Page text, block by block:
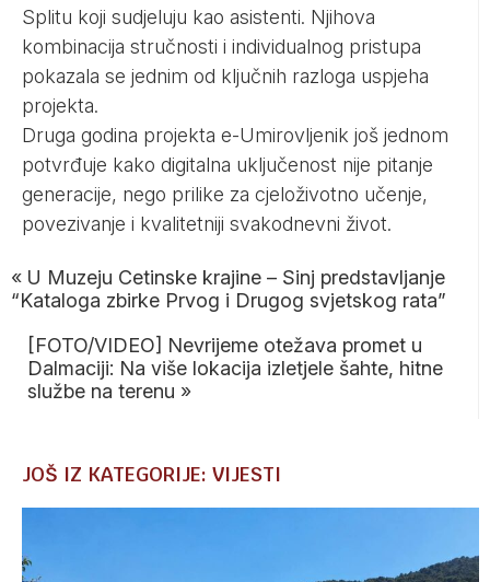
Splitu koji sudjeluju kao asistenti. Njihova
kombinacija stručnosti i individualnog pristupa
pokazala se jednim od ključnih razloga uspjeha
projekta.
Druga godina projekta e-Umirovljenik još jednom
potvrđuje kako digitalna uključenost nije pitanje
generacije, nego prilike za cjeloživotno učenje,
povezivanje i kvalitetniji svakodnevni život.
« U Muzeju Cetinske krajine – Sinj predstavljanje
“Kataloga zbirke Prvog i Drugog svjetskog rata”
[FOTO/VIDEO] Nevrijeme otežava promet u
Dalmaciji: Na više lokacija izletjele šahte, hitne
službe na terenu »
JOŠ IZ KATEGORIJE: VIJESTI